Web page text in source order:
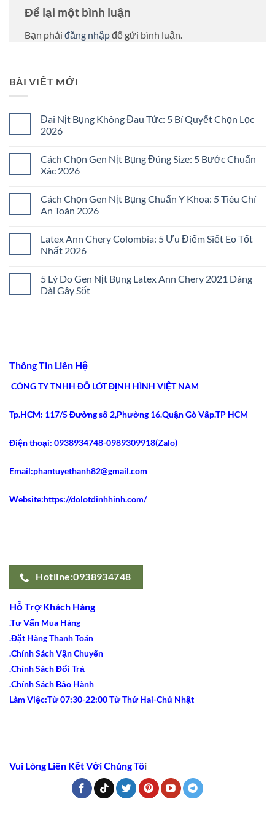
Để lại một bình luận
Bạn phải đăng nhậpđể gửi bình luận.
BÀI VIẾT MỚI
Đai Nịt Bụng Không Đau Tức: 5 Bí Quyết Chọn Lọc
2026
bình
luận
ở
Bụng
Không
Đau
Quyết
Chọn
Cách Chọn Gen Nịt Bụng Đúng Size: 5 Bước Chuẩn
Xác 2026
bình
luận
ở
Gen
Nịt
Bụng
5
Bước
Chuẩn
Cách Chọn Gen Nịt Bụng Chuẩn Y Khoa: 5 Tiêu Chí
An Toàn 2026
bình
luận
ở
Gen
Nịt
Bụng
2026
Latex Ann Chery Colombia: 5 Ưu Điểm Siết Eo Tốt
Nhất 2026
bình
luận
ở
Eo
Nhất
2026
5 Lý Do Gen Nịt Bụng Latex Ann Chery 2021 Dáng
Dài Gây Sốt
Gen
Bụng
Latex
2021
Gây
Sốt
Thông Tin Liên Hệ
CÔNG TY TNHH ĐỒ LÓT ĐỊNH HÌNH VIỆT NAM
Tp.HCM: 117/5 Đường số 2,Phường 16.Quận Gò Vấp.TP HCM
Điện thoại: 0938934748-0989309918(Zalo)
Email:phantuyethanh82@gmail.com
Website:https://dolotdinhhinh.com/
Hotline:0938934748
Hỗ Trợ Khách Hàng
.Tư Vấn Mua Hàng
.Đặt Hàng Thanh Toán
.Chính Sách Vận Chuyển
.Chính Sách Đổi Trả
.Chính Sách Bảo Hành
Làm Việc:Từ 07:30-22:00 Từ Thứ Hai-Chủ Nhật
Vui Lòng Liên Kết Với Chúng Tôi